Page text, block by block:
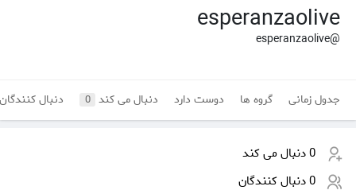
esperanzaolive
@esperanzaolive
جدول زمانی گروه ها دوست دارد دنبال می کند 0 دنبال
0 دنبال می کند
0 دنبال کنندگان